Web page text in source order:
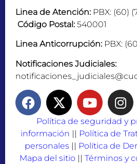
Linea de Atención: PBX:
Código Postal: 540001
Linea Anticorrupción: PBX:
Notificaciones Judiciales:
Política de seguridad y
información
Política de
personales
Política de
Mapa del sitio
Términos y